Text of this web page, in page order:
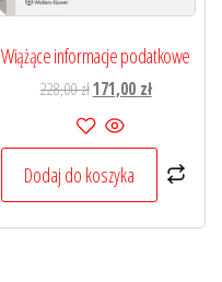
Wiążące informacje podatkowe
228,00złPierwotna
cena
wynosiła:
228,00 zł.
171,00 złAktualna
171,00 zł.
Dodaj do koszyka